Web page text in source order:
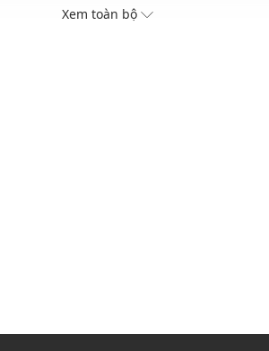
Xem toàn bộ